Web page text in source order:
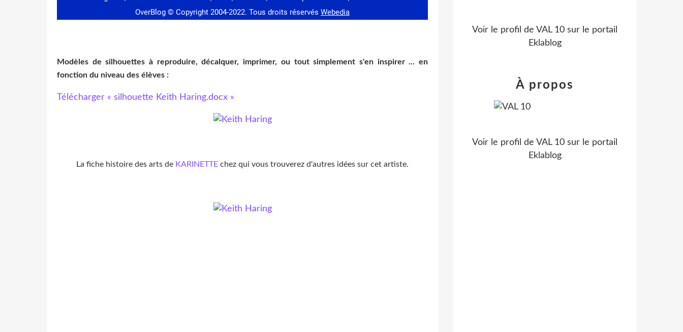
Modèles de silhouettes à reproduire, décalquer, imprimer, ou tout simplement s'en inspirer ... en
fonction du niveau des élèves :
Télécharger « silhouette Keith Haring.docx »
La fiche histoire des arts de KARINETTE chez qui vous trouverez d'autres idées sur cet artiste.
Voir le profil de VAL 10 sur le portail
Eklablog
À propos
Voir le profil de VAL 10 sur le portail
Eklablog